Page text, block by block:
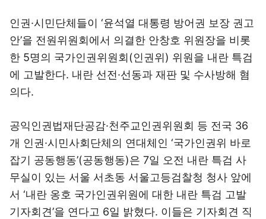
인권·시민단체들이 ‘윤석열 대통령 방어권 보장 권고
안’을 전원위원회에서 의결한 안창호 위원장을 비롯
한 5명의 국가인권위원회(인권위) 위원을 내란 특검
에 고발한다. 내란 선전·선동과 재판 및 수사방해 혐
의다.
공익인권법재단공감·천주교인권위원회 등 전국 36
개 인권·시민사회단체의 연대체인 ‘국가인권위 바로
잡기 공동행동’(공동행동)은 7일 오전 내란 특검 사
무실이 있는 서울 서초동 서울고등검찰청 청사 앞에
서 ‘내란 옹호 국가인권위원에 대한 내란 특검 고발
기자회견’을 연다고 6일 밝혔다. 이들은 기자회견 직